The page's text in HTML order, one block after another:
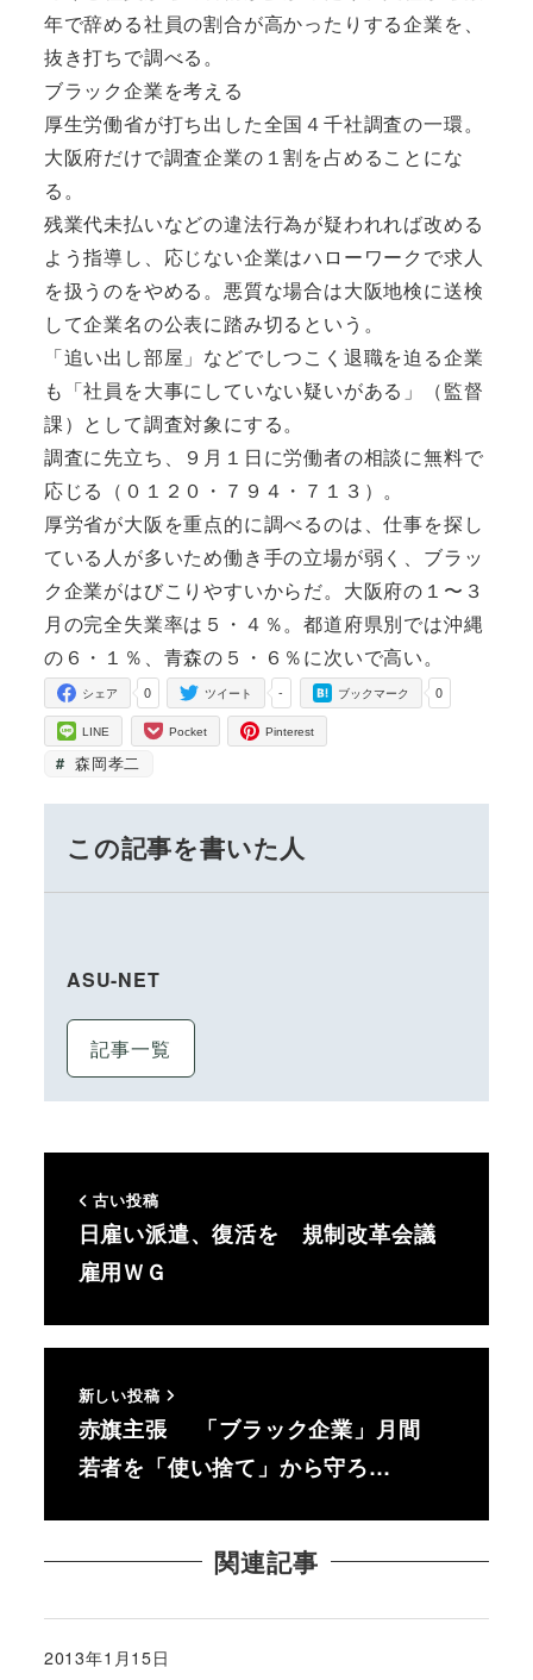
年で辞める社員の割合が高かったりする企業を、
抜き打ちで調べる。
ブラック企業を考える
厚生労働省が打ち出した全国４千社調査の一環。
大阪府だけで調査企業の１割を占めることにな
る。
残業代未払いなどの違法行為が疑われれば改める
よう指導し、応じない企業はハローワークで求人
を扱うのをやめる。悪質な場合は大阪地検に送検
して企業名の公表に踏み切るという。
「追い出し部屋」などでしつこく退職を迫る企業
も「社員を大事にしていない疑いがある」（監督
課）として調査対象にする。
調査に先立ち、９月１日に労働者の相談に無料で
応じる（０１２０・７９４・７１３）。
厚労省が大阪を重点的に調べるのは、仕事を探し
ている人が多いため働き手の立場が弱く、ブラッ
ク企業がはびこりやすいからだ。大阪府の１〜３
月の完全失業率は５・４％。都道府県別では沖縄
の６・１％、青森の５・６％に次いで高い。
0
シェア -
ツイート 0
ブックマーク
LINE Pocket Pinterest
森岡孝二
この記事を書いた人
ASU-NET
記事一覧
古い投稿
日雇い派遣、復活を 規制改革会議
雇用ＷＧ
新しい投稿
赤旗主張 「ブラック企業」月間
若者を「使い捨て」から守ろ…
関連記事
投稿日
2013年1月15日